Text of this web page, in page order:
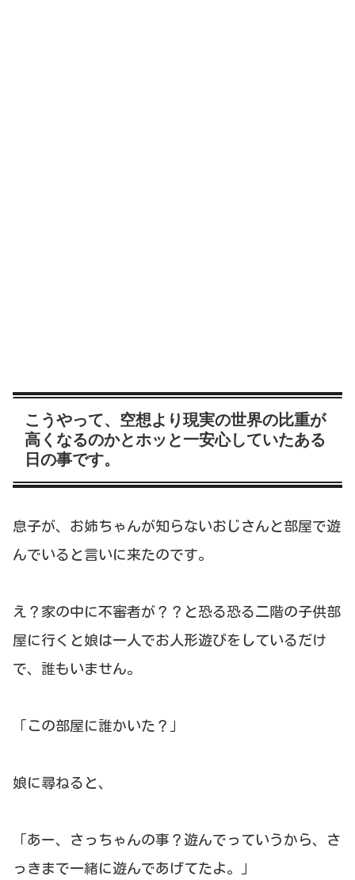
こうやって、空想より現実の世界の比重が
高くなるのかとホッと一安心していたある
日の事です。
息子が、お姉ちゃんが知らないおじさんと部屋で遊
んでいると言いに来たのです。
え？家の中に不審者が？？と恐る恐る二階の子供部
屋に行くと娘は一人でお人形遊びをしているだけ
で、誰もいません。
「この部屋に誰かいた？」
娘に尋ねると、
「あー、さっちゃんの事？遊んでっていうから、さ
っきまで一緒に遊んであげてたよ。」